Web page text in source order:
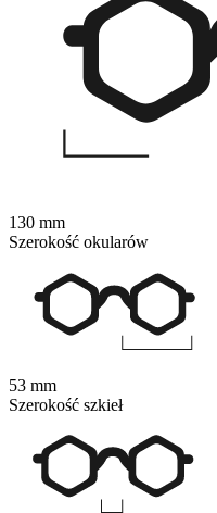
130 mm
Szerokość okularów
53 mm
Szerokość szkieł